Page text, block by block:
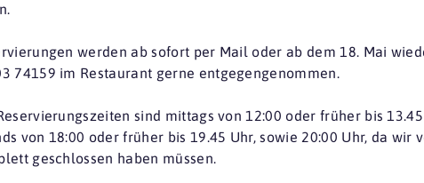
werden ab sofort per Mail oder ab dem 18. Mai
74159 im Restaurant gerne entgegengenommen.
sind mittags von 12:00 oder früher bis
von 18:00 oder früher bis 19.45 Uhr, sowie 20:00 Uhr, da wir
geschlossen haben müssen.